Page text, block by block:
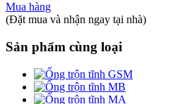
Mua hàng
(Đặt mua và nhận ngay tại nhà)
Sản phẩm cùng loại